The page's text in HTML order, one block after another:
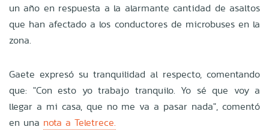
un año en respuesta a la alarmante cantidad de asaltos
que han afectado a los conductores de microbuses en la
zona.
Gaete expresó su tranquilidad al respecto, comentando
que: "Con esto yo trabajo tranquilo. Yo sé que voy a
llegar a mi casa, que no me va a pasar nada", comentó
en una nota a Teletrece.